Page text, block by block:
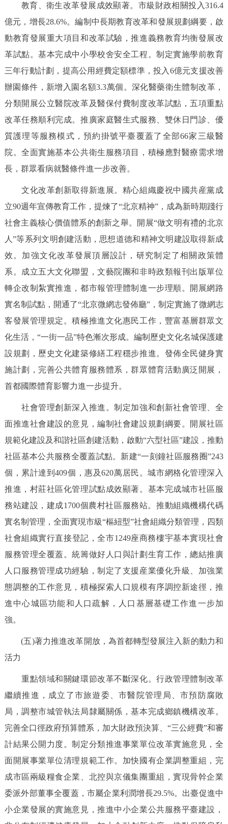
教育、衛生改革發展成效顯著。市級財政相關投入316.4
億元，增長28.6%。編制中長期教育改革和發展規劃綱要，啟
動教育發展重大項目和改革試驗，推進義務教育均衡發展改
革試點。基本完成中小學校舍安全工程。制定實施學前教育
三年行動計劃，提高公用經費定額標準，投入6億元支援改善
辦園條件，新增入園名額3.3萬個。深化醫藥衛生體制改革，
分類開展公立醫院改革及醫保付費制度改革試點，五項重點
改革任務順利完成。推廣家庭醫生式服務、雙休日門診、優
質護理等服務模式，預約掛號平臺覆蓋了全部66家三級醫
院。全面實施基本公共衛生服務項目，積極應對醫療需求增
長，群眾看病就醫條件進一步改善。
文化改革創新取得新進展。精心組織慶祝中國共産黨成
立90週年宣傳教育工作，提煉了“北京精神”，成為新時期踐行
社會主義核心價值體系的創新之舉。開展“做文明有禮的北京
人”等系列文明創建活動，思想道德和精神文明建設取得新成
效。加強文化改革發展頂層設計，研究制定了相關政策體
系。成立五大文化聯盟，文藝院團和非時政類報刊出版單位
轉企改制紮實推進，都市報管理體制進一步理順。開展網路
實名制試點，開通了“北京微網志發佈廳”，制定實施了微網志
客發展管理規定。積極推進文化惠民工作，豐富基層群眾文
化生活，“一街一品”特色漸次形成。編制歷史文化名城保護建
設規劃，歷史文化建築修繕工程穩步推進。發佈全民健身實
施計劃，完善公共體育服務體系，群眾體育活動廣泛開展，
首都國際體育影響力進一步提升。
社會管理創新深入推進。制定加強和創新社會管理、全
面推進社會建設的意見，編制社會建設規劃綱要。開展社區
規範化建設及和諧社區創建活動，啟動“六型社區”建設，推動
社區基本公共服務全覆蓋試點。新建“一刻鐘社區服務圈”243
個，累計達到409個，惠及620萬居民。城市網格化管理深入
推進，村莊社區化管理試點成效顯著。基本完成城市社區服
務站建設，建成1700個農村社區服務站。推動組織機構代碼
實名制管理，全面實現市級“樞紐型”社會組織分類管理，四類
社會組織實行直接登記，全市1249座商務樓宇基本實現社會
服務管理全覆蓋。統籌做好人口與計劃生育工作，總結推廣
人口服務管理成功經驗，制定了支援産業優化升級、加強業
態調整的工作意見，積極探索人口規模有序調控新途徑，推
進中心城區功能和人口疏解，人口基層基礎工作進一步加
強。
(五)著力推進改革開放，為首都轉型發展注入新的動力和
活力
重點領域和關鍵環節改革不斷深化。行政管理體制改革
繼續推進，成立了市旅遊委、市醫院管理局、市預防腐敗
局，調整市城管執法局隸屬關係，基本完成鄉鎮機構改革。
完善全口徑政府預算體系，加大財政預決算、“三公經費”和審
計結果公開力度。制定分類推進事業單位改革實施意見，全
面開展事業單位清理規範工作。加快國有企業調整重組，完
成市區兩級糧食企業、北控與京儀集團重組，實現骨幹企業
委派外部董事全覆蓋，市屬企業利潤增長29.5%。出臺促進中
小企業發展的實施意見，推進中小企業公共服務平臺建設，